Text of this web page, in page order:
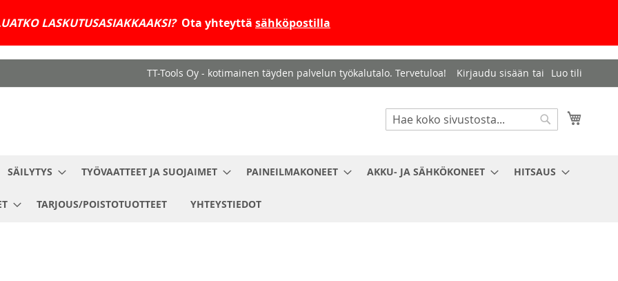
LASKUTUSASIAKKAAKSI?Ota yhteyttä sähköpostilla
TT-Tools Oy - kotimainen täyden palvelun työkalutalo. Tervetuloa! Kirjaudu sisään Luo tili
Haku
Haku
SÄILYTYS TYÖVAATTEET JA SUOJAIMET PAINEILMAKONEET AKKU- JA SÄHKÖKONEET HITSAUS
TARJOUS/POISTOTUOTTEET YHTEYSTIEDOT